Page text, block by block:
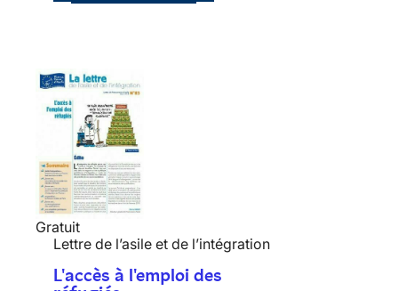
Gratuit
Lettre de l’asile et de l’intégration
L'accès à l'emploi des